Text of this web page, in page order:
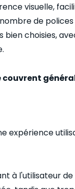
visuelle,
de
choisies,
expérience
à l'utilisateur